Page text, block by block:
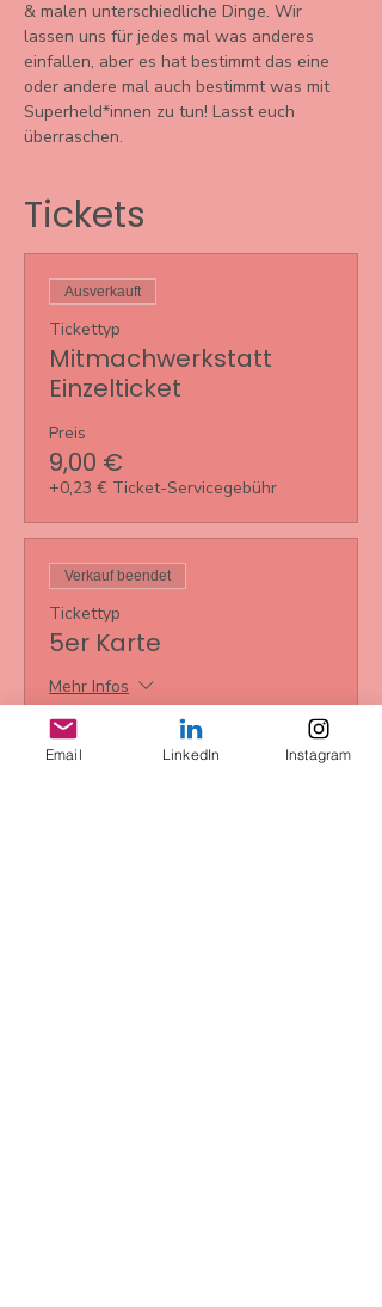
& malen unterschiedliche Dinge. Wir
lassen uns für jedes mal was anderes
einfallen, aber es hat bestimmt das eine
oder andere mal auch bestimmt was mit
Superheld*innen zu tun! Lasst euch
überraschen.
Tickets
Ausverkauft
Tickettyp
Mitmachwerkstatt
Einzelticket
Preis
9,00 €
+0,23 € Ticket-Servicegebühr
Verkauf beendet
Tickettyp
5er Karte
Mehr Infos
Preis
35,00 €
Email LinkedIn Instagram